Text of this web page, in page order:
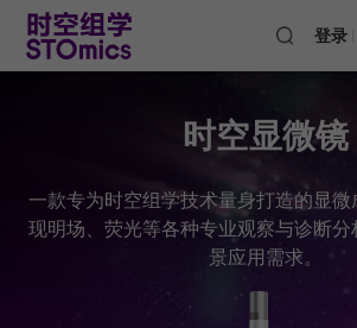
登录
时空显微镜
一款专为时空组学技术量身打造的显
现明场、荧光等各种专业观察与诊断
景应用需求。